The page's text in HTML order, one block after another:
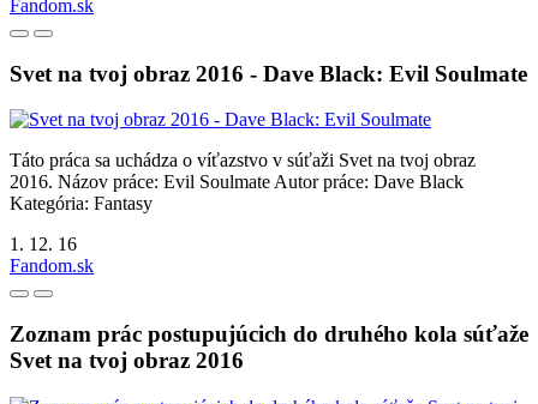
Fandom.sk
Svet na tvoj obraz 2016 - Dave Black: Evil Soulmate
Táto práca sa uchádza o víťazstvo v súťaži Svet na tvoj obraz
2016. Názov práce: Evil Soulmate Autor práce: Dave Black
Kategória: Fantasy
1. 12. 16
Fandom.sk
Zoznam prác postupujúcich do druhého kola súťaže
Svet na tvoj obraz 2016